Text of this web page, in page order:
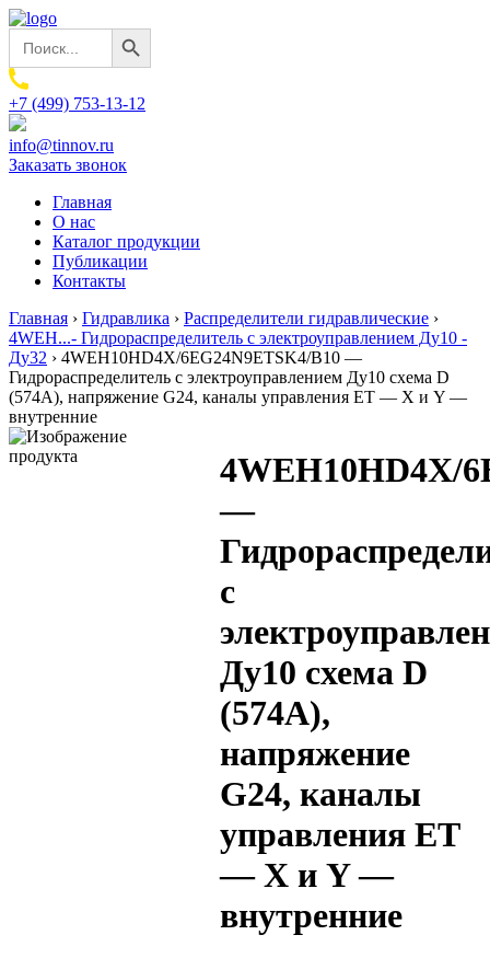
Search
for:
Search Button
+7 (499) 753-13-12
info@tinnov.ru
Заказать звонок
Главная
О нас
Каталог продукции
Публикации
Контакты
Главная › Гидравлика › Распределители гидравлические ›
4WEH...- Гидрораспределитель с электроуправлением Ду10 -
Ду32 › 4WEH10HD4X/6EG24N9ETSK4/B10 —
Гидрораспределитель с электроуправлением Ду10 схема D
(574А), напряжение G24, каналы управления ET — X и Y —
внутренние
4WEH10HD4X/
—
с
Ду10 схема D
(574А),
напряжение
G24, каналы
управления ET
— X и Y —
внутренние